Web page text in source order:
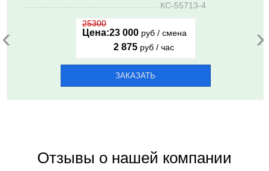
..........................................................КС-55713-4
25300
Цена:23 000 руб / смена
2 875 руб / час
ЗАКАЗАТЬ
‹ ›
Отзывы о нашей компании